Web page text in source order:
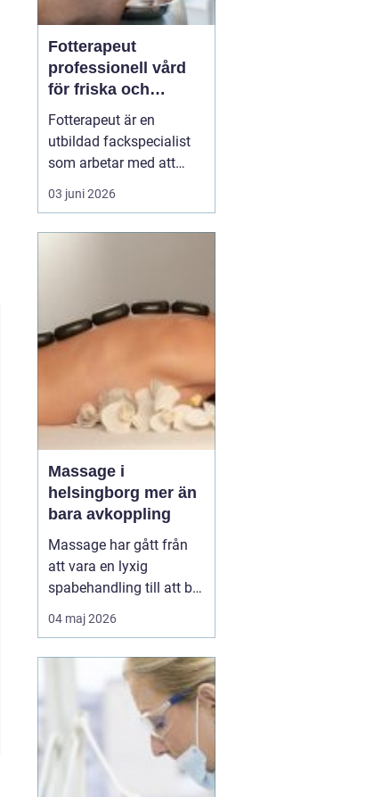
Fotterapeut
professionell vård
för friska och
starkare fötter
Fotterapeut är en
utbildad fackspecialist
som arbetar med att
förebygga, behandla och
lindra problem i fötter
tid utan att söka hjälp,
trots att rätt behandling
o...
03 juni 2026
Massage i
helsingborg mer än
bara avkoppling
Massage har gått från
att vara en lyxig
spabehandling till att bli
en självklar del av
mångas vardagliga
visar att regelbunden
beröring kan sänka
stressnivåer, lindra
smärta och förbättra
sömnen. I en stad som
04 maj 2026